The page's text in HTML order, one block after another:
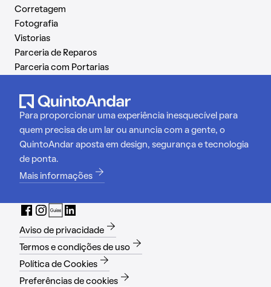
Corretagem
Fotografia
Vistorias
Parceria de Reparos
Parceria com Portarias
Para proporcionar uma experiência inesquecível para
quem precisa de um lar ou anuncia com a gente, o
QuintoAndar aposta em design, segurança e tecnologia
de ponta.
Mais informações
Aviso de privacidade
Termos e condições de uso
Política de Cookies
Preferências de cookies